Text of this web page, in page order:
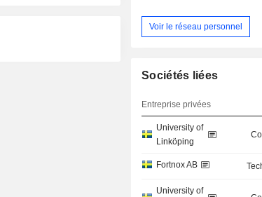
Voir le réseau personnel
Sociétés liées
Entreprise privées
University of
Linköping
Fortnox AB
University of